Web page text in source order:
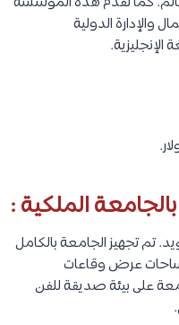
والإدارة الدولية
تم تجهيز الجامعة بالكامل
عرض وقاعات
على بيئة صديقة للفن